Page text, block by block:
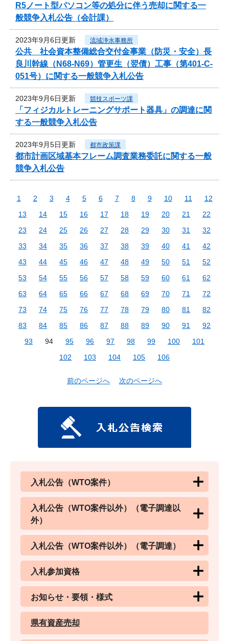
R5ノート型パソコン等の処分に伴う売却に関する一
般競争入札公告（会計課）
2023年9月6日更新 流域浄水事務所
公共 社会資本整備総合交付金事業（防災・安全）長
良川幹線（N68-N69）管更生（翌債）工事（第401-C-
051号）に関する一般競争入札公告
2023年9月6日更新 競技スポーツ課
「フィジカルトレーニングサポート器具」の調達に関
する一般競争入札公告
2023年9月5日更新 都市政策課
都市計画区域基本フレーム調査業務委託に関する一般
競争入札公告
1 2 3 4 5 6 7 8 9 10 11
12
13
14 15 16 17 18 19 20 21
22
23
24 25 26 27 28 29 30 31
32
33
34 35 36 37 38 39 40 41
42
43
44 45 46 47 48 49 50 51
52
53
54 55 56 57 58 59 60 61
62
63
64 65 66 67 68 69 70 71
72
73
74 75 76 77 78 79 80 81
82
83
84 85 86 87 88 89 90 91
92
93
94 95 96 97 98 99 100
101
102
103 104 105 106
前のページへ 次のページへ
入札公告（WTO案件）
入札公告（WTO案件以外）（電子調達以
外）
入札公告（WTO案件以外）（電子調達）
入札参加資格
お知らせ・要領・様式
県有資産売却